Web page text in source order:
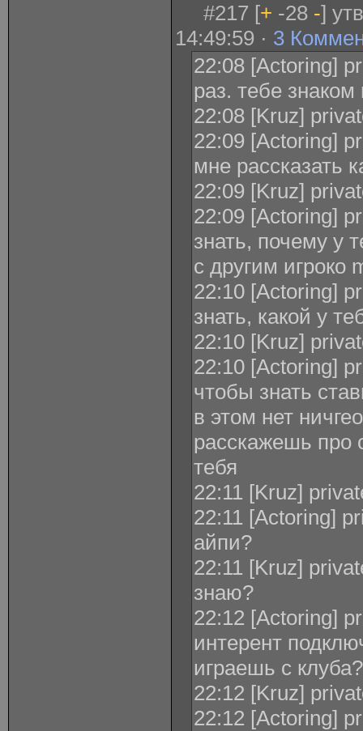
#217 [+ -28 -]
14:49:59 · 3
22:08 [Actoring]
раз. тебе
22:08 [Kruz]
22:09 [Actoring]
мне рассказать
22:09 [Kruz]
22:09 [Actoring]
знать, почему у
с другим игроко
22:10 [Actoring]
знать, какой у
22:10 [Kruz]
22:10 [Actoring]
чтобы знать
в этом нет
расскажешь про
тебя
22:11 [Kruz]
22:11 [Actoring]
айпи?
22:11 [Kruz]
знаю?
22:12 [Actoring]
интерент
играешь с клуба?
22:12 [Kruz]
22:12 [Actoring]